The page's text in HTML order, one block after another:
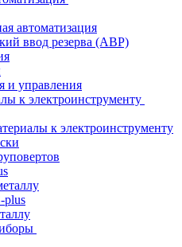
автоматизация
ввод резерва (АВР)
и управления
к электроинструменту
к электроинструменту
plus